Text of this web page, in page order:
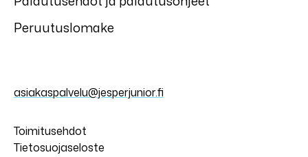
Peruutuslomake
asiakaspalvelu@jesperjunior.fi
Toimitusehdot
Tietosuojaseloste